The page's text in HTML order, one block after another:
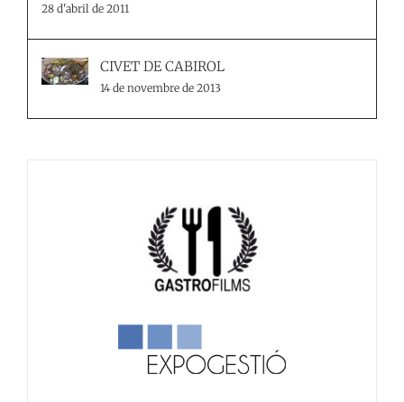
28 d'abril de 2011
CIVET DE CABIROL
14 de novembre de 2013